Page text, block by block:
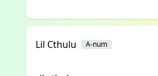
Lil Cthulu A-num